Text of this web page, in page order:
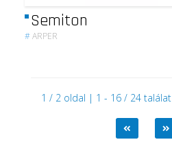
Semiton
#ARPER
1 / 2 oldal | 1 - 16 / 24 találat